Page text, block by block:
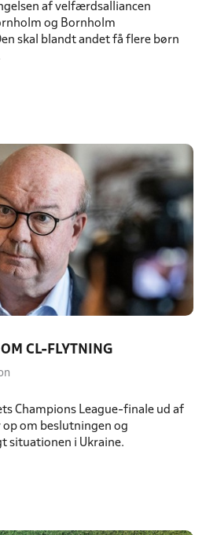
af velfærdsalliancen
og Bornholm
skal blandt andet få flere børn
CL-FLYTNING
Champions League-finale ud af
op om beslutningen og
situationen i Ukraine.